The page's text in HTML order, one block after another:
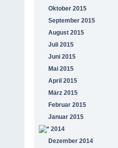
Oktober 2015
September 2015
August 2015
Juli 2015
Juni 2015
Mai 2015
April 2015
März 2015
Februar 2015
Januar 2015
2014
Dezember 2014